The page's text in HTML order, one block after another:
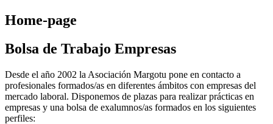
Home-page
Bolsa de Trabajo Empresas
Desde el año 2002 la Asociación Margotu pone en contacto a
profesionales formados/as en diferentes ámbitos con empresas del
mercado laboral. Disponemos de plazas para realizar prácticas en
empresas y una bolsa de exalumnos/as formados en los siguientes
perfiles: